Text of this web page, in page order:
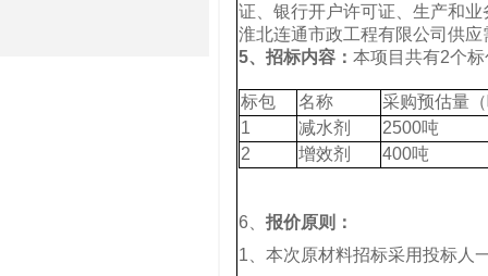
证、银行开户许可证、生产和
淮北连通市政工程有限公司供
5、 招标内容： 本项目共有2个
标包 名称
采购预估量
1
减水剂
2500吨
2
增效剂 400吨
6、 报价原则：
1、本次原材料招标采用投标人